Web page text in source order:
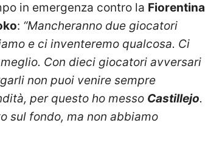
in emergenza contro la Fiorentina
: “Mancheranno due giocatori
e ci inventeremo qualcosa. Ci
Con dieci giocatori avversari
non puoi venire sempre
per questo ho messo Castillejo.
sul fondo, ma non abbiamo